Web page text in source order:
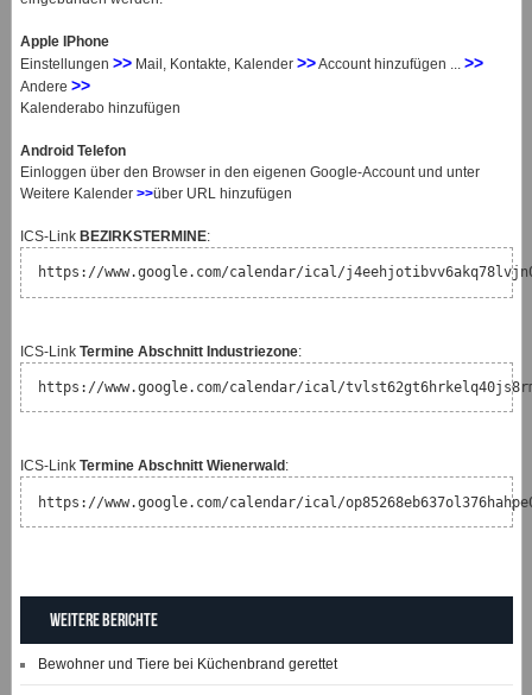
Apple IPhone
Einstellungen>> Mail, Kontakte, Kalender>>Account hinzufügen ...>>
Andere>>
Kalenderabo hinzufügen
Android Telefon
Einloggen über den Browser in den eigenen Google-Account und unter
Weitere Kalender>>über URL hinzufügen
ICS-Link BEZIRKSTERMINE:
https://www.google.com/calendar/ical/
ICS-LinkTermine Abschnitt Industriezone:
https://www.google.com/calendar/ical/
ICS-LinkTermine Abschnitt Wienerwald :
https://www.google.com/calendar/ical/
Weitere Berichte
Bewohner und Tiere bei Küchenbrand gerettet